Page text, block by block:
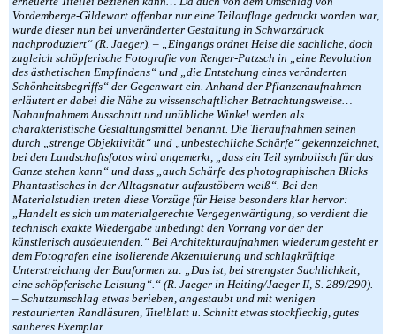
Vordemberge-Gildewart offenbar nur eine Teilauflage gedruckt worden war,
wurde dieser nun bei unveränderter Gestaltung in Schwarzdruck
nachproduziert“ (R. Jaeger). – „Eingangs ordnet Heise die sachliche, doch
zugleich schöpferische Fotografie von Renger-Patzsch in „eine Revolution
des ästhetischen Empfindens“ und „die Entstehung eines veränderten
Schönheitsbegriffs“ der Gegenwart ein. Anhand der Pflanzenaufnahmen
erläutert er dabei die Nähe zu wissenschaftlicher Betrachtungsweise…
Nahaufnahmem Ausschnitt und unübliche Winkel werden als
charakteristische Gestaltungsmittel benannt. Die Tieraufnahmen seinen
durch „strenge Objektivität“ und „unbestechliche Schärfe“ gekennzeichnet,
bei den Landschaftsfotos wird angemerkt, „dass ein Teil symbolisch für das
Ganze stehen kann“ und dass „auch Schärfe des photographischen Blicks
Phantastisches in der Alltagsnatur aufzustöbern weiß“. Bei den
Materialstudien treten diese Vorzüge für Heise besonders klar hervor:
„Handelt es sich um materialgerechte Vergegenwärtigung, so verdient die
technisch exakte Wiedergabe unbedingt den Vorrang vor der der
künstlerisch ausdeutenden.“ Bei Architekturaufnahmen wiederum gesteht er
dem Fotografen eine isolierende Akzentuierung und schlagkräftige
Unterstreichung der Bauformen zu: „Das ist, bei strengster Sachlichkeit,
eine schöpferische Leistung“.“ (R. Jaeger in Heiting/Jaeger II, S. 289/290).
– Schutzumschlag etwas berieben, angestaubt und mit wenigen
restaurierten Randläsuren, Titelblatt u. Schnitt etwas stockfleckig, gutes
sauberes Exemplar.